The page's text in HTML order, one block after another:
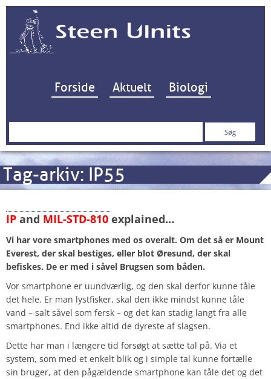
Hop til indhold
Forside Aktuelt Biologi
Søg
Tag-arkiv: IP55
IP and MIL-STD-810 explained…
Vi har vore smartphones med os overalt. Om det så er Mount
Everest, der skal bestiges, eller blot Øresund, der skal
befiskes. De er med i såvel Brugsen som båden.
Vor smartphone er uundværlig, og den skal derfor kunne tåle
det hele. Er man lystfisker, skal den ikke mindst kunne tåle
vand – salt såvel som fersk – og det kan stadig langt fra alle
smartphones. End ikke altid de dyreste af slagsen.
Dette har man i længere tid forsøgt at sætte tal på. Via et
system, som med et enkelt blik og i simple tal kunne fortælle
sin bruger, at den pågældende smartphone kan tåle det og det